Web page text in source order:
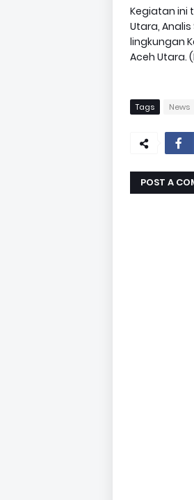
Kegiatan ini
Utara,
lingkungan
Aceh Utara.
Tags News
POST A